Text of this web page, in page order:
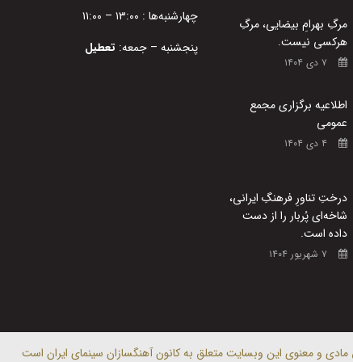
مرگِ بهرامِ بیضایی، مرگِ
هرکسی نیست.
اطلاعیه برگزاری مجمع
عمومی
درختِ تناورِ فرهنگِ ایرانی،
شاخه‌ای پُربار را از دست
داده است.
چهارشنبه‌ها : ۱۳:۰۰ – ۱۱:۰۰
پنجشنبه – جمعه: تعطیل
و معنوی این وبسایت متعلق به کانون آهنگسازان سینمای ایران است